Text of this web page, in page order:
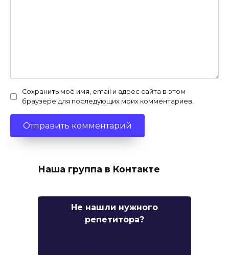
Сохранить моё имя, email и адрес сайта в этом
браузере для последующих моих комментариев.
Наша группа в Контакте
Не нашли нужного
репетитора?